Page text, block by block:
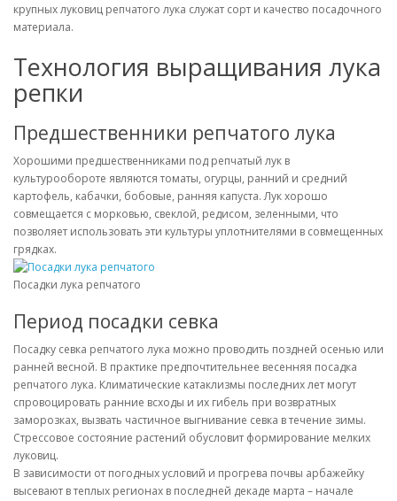
крупных луковиц репчатого лука служат сорт и качество посадочного
материала.
Технология выращивания лука
репки
Предшественники репчатого лука
Хорошими предшественниками под репчатый лук в
культурообороте являются томаты, огурцы, ранний и средний
картофель, кабачки, бобовые, ранняя капуста. Лук хорошо
совмещается с морковью, свеклой, редисом, зеленными, что
позволяет использовать эти культуры уплотнителями в совмещенных
грядках.
Посадки лука репчатого
Период посадки севка
Посадку севка репчатого лука можно проводить поздней осенью или
ранней весной. В практике предпочтительнее весенняя посадка
репчатого лука. Климатические катаклизмы последних лет могут
спровоцировать ранние всходы и их гибель при возвратных
заморозках, вызвать частичное выгнивание севка в течение зимы.
Стрессовое состояние растений обусловит формирование мелких
луковиц.
В зависимости от погодных условий и прогрева почвы арбажейку
высевают в теплых регионах в последней декаде марта – начале